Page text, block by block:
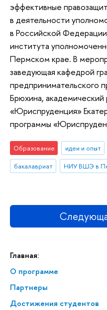
Главная:
О программе
Партнеры
Достижения студентов
эффективные
в деятельности
в Российской
института
Пермском крае. В
заведующая кафедрой
предпринимательского
Брюхина,
«Юриспруденция»
программы
Образование идеи и опыт
бакалавриат
НИУ ВШЭ в